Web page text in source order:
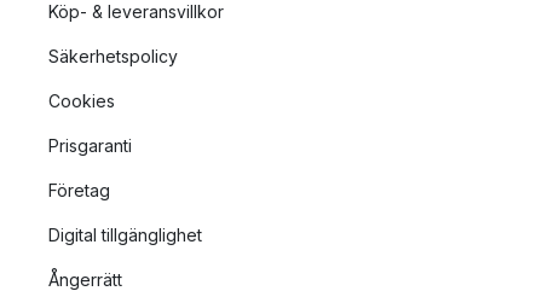
Köp- & leveransvillkor
Säkerhetspolicy
Cookies
Prisgaranti
Företag
Digital tillgänglighet
Ångerrätt